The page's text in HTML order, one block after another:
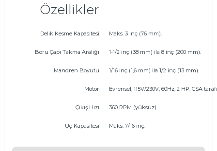
Özellikler
Delik Kesme Kapasitesi Maks. 3 inç (76 mm).
Boru Çapı Takma Aralığı 1-1/2 inç (38 mm) ila 8 inç (200 mm).
Mandren Boyutu 1/16 inç (1,6 mm) ila 1/2 inç (13 mm).
Motor Evrensel, 115V/230V, 60Hz, 2 HP. CSA
Çıkış Hızı 360 RPM (yüksüz).
Uç Kapasitesi Maks. 7/16 inç.